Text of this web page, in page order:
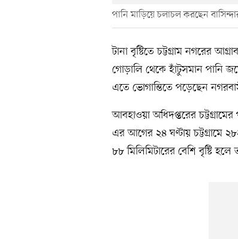
পানি মাড়িয়ে চলাচল করছেন
টানা বৃষ্টিতে চট্টগ্রাম নগরের
গোড়ালি থেকে হাঁটুসমান পানি
এতে ভোগান্তিতে পড়েছেন
আবহাওয়া অধিদপ্তরের
এর আগের ২৪ ঘণ্টায় চট্টগ্রামে
৮৮ মিলিমিটারের বেশি বৃষ্টি হলে